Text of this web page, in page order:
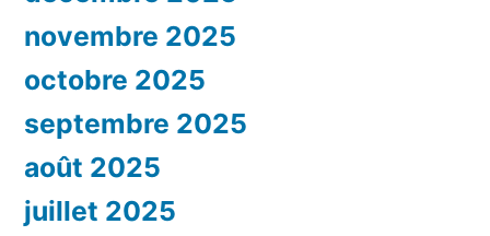
novembre 2025
octobre 2025
septembre 2025
août 2025
juillet 2025